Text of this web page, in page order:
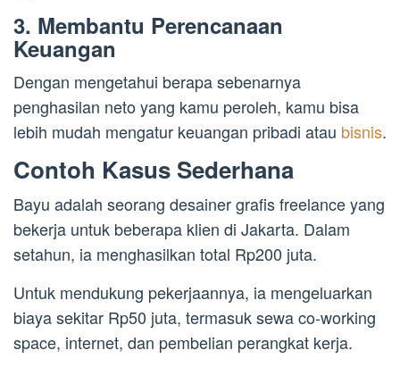
3. Membantu Perencanaan
Keuangan
Dengan mengetahui berapa sebenarnya
penghasilan neto yang kamu peroleh, kamu bisa
lebih mudah mengatur keuangan pribadi atau bisnis.
Contoh Kasus Sederhana
Bayu adalah seorang desainer grafis freelance yang
bekerja untuk beberapa klien di Jakarta. Dalam
setahun, ia menghasilkan total Rp200 juta.
Untuk mendukung pekerjaannya, ia mengeluarkan
biaya sekitar Rp50 juta, termasuk sewa co-working
space, internet, dan pembelian perangkat kerja.